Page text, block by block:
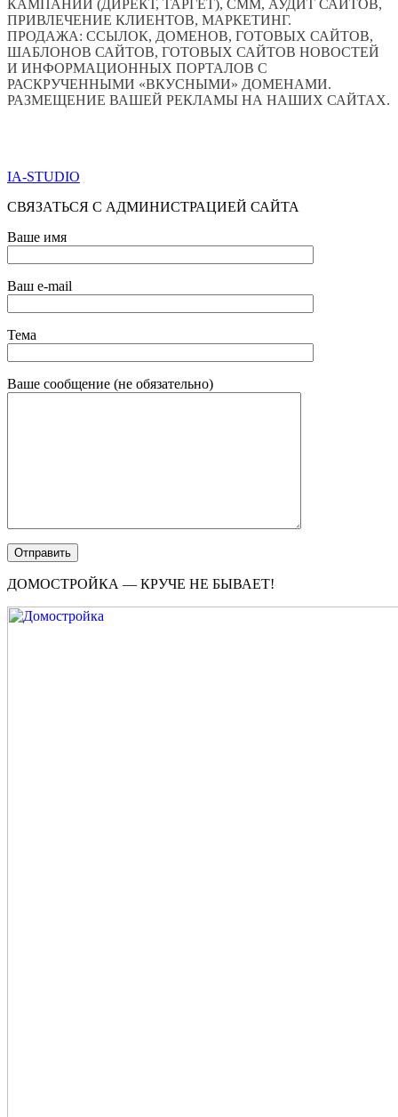
КАМПАНИЙ (ДИРЕКТ, ТАРГЕТ), СММ, АУДИТ САЙТОВ,
ПРИВЛЕЧЕНИЕ КЛИЕНТОВ, МАРКЕТИНГ.
ПРОДАЖА: ССЫЛОК, ДОМЕНОВ, ГОТОВЫХ САЙТОВ,
ШАБЛОНОВ САЙТОВ, ГОТОВЫХ САЙТОВ НОВОСТЕЙ
И ИНФОРМАЦИОННЫХ ПОРТАЛОВ С
РАСКРУЧЕННЫМИ «ВКУСНЫМИ» ДОМЕНАМИ.
РАЗМЕЩЕНИЕ ВАШЕЙ РЕКЛАМЫ НА НАШИХ САЙТАХ.
IA-STUDIO
СВЯЗАТЬСЯ С АДМИНИСТРАЦИЕЙ САЙТА
Ваше имя
Ваш e-mail
Тема
Ваше сообщение (не обязательно)
ДОМОСТРОЙКА — КРУЧЕ НЕ БЫВАЕТ!